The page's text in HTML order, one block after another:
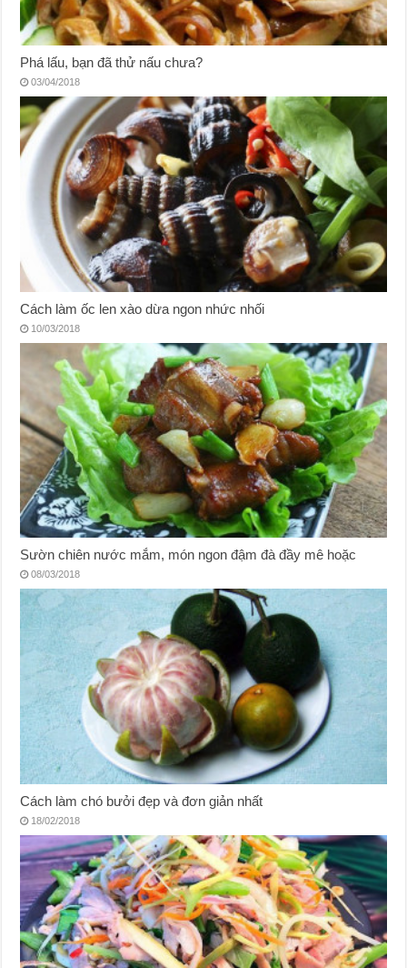
Phá lấu, bạn đã thử nấu chưa?
03/04/2018
Cách làm ốc len xào dừa ngon nhức nhối
10/03/2018
Sườn chiên nước mắm, món ngon đậm đà đầy mê hoặc
08/03/2018
Cách làm chó bưởi đẹp và đơn giản nhất
18/02/2018